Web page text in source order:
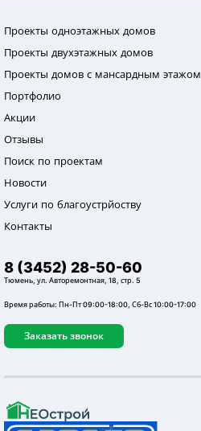
Проекты одноэтажных домов
Проекты двухэтажных домов
Проекты домов с мансардным этажом
Портфолио
Акции
Отзывы
Поиск по проектам
Новости
Услуги по благоустрйоству
Контакты
8 (3452) 28-50-60
Тюмень, ул. Авторемонтная, 18, стр. 5
Время работы: Пн-Пт 09:00-18:00, Сб-Вс 10:00-17:00
Заказать звонок